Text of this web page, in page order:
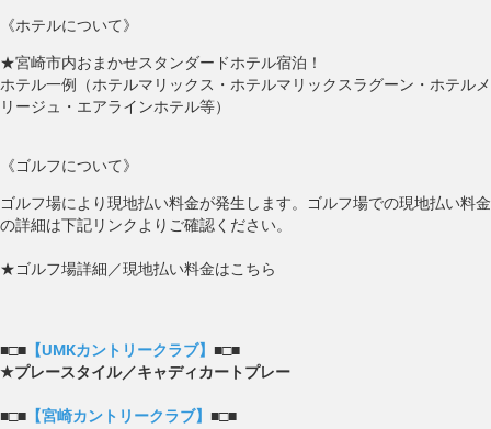
《ホテルについて》
★宮崎市内おまかせスタンダードホテル宿泊！
ホテル一例（ホテルマリックス・ホテルマリックスラグーン・ホテルメ
リージュ・エアラインホテル等）
《ゴルフについて》
ゴルフ場により現地払い料金が発生します。ゴルフ場での現地払い料金
の詳細は下記リンクよりご確認ください。
★ゴルフ場詳細／現地払い料金はこちら
■□■ 【UMKカントリークラブ】 ■□■
★プレースタイル／キャディカートプレー
■□■ 【宮崎カントリークラブ】 ■□■